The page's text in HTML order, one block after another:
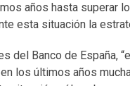
años hasta superar
esta situación la
del Banco de
los últimos años